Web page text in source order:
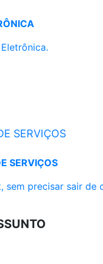
SERVIÇOS
SERVIÇOS
sem precisar sair de